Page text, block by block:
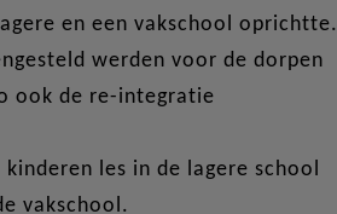
en een vakschool oprichtte.
werden voor de dorpen
ook de re-integratie
les in de lagere school
vakschool.